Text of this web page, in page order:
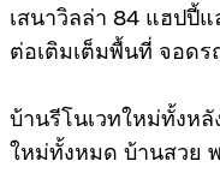
เสนาวิลล่า 84 แฮปปี้
ต่อเติมเต็มพื้นที่ จอดร
บ้านรีโนเวทใหม่ทั้งห
ใหม่ทั้งหมด บ้านสวย